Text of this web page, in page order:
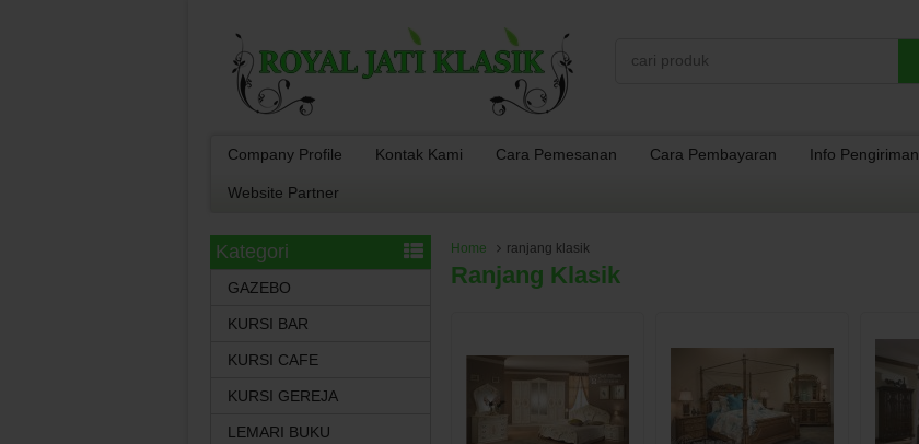
Company Profile Kontak Kami Cara Pemesanan Cara Pembayaran Info Pengiriman
Website Partner
Home ranjang klasik
Ranjang Klasik
Kategori
GAZEBO
KURSI BAR
KURSI CAFE
KURSI GEREJA
LEMARI BUKU